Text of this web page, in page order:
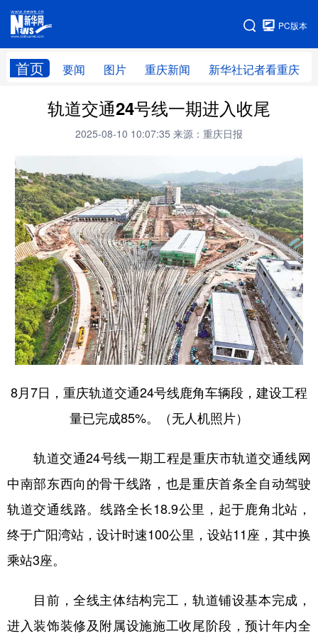
PC版本
首页 要闻 图片 重庆新闻 新华社记者看重庆
网站地图
轨道交通24号线一期进入收尾
2025-08-10 10:07:35 来源：重庆日报
8月7日，重庆轨道交通24号线鹿角车辆段，建设工程
量已完成85%。（无人机照片）
轨道交通24号线一期工程是重庆市轨道交通线网
中南部东西向的骨干线路，也是重庆首条全自动驾驶
轨道交通线路。线路全长18.9公里，起于鹿角北站，
终于广阳湾站，设计时速100公里，设站11座，其中换
乘站3座。
目前，全线主体结构完工，轨道铺设基本完成，
进入装饰装修及附属设施施工收尾阶段，预计年内全